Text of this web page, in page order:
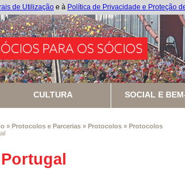
de Utilização e à Política de Privacidade e Proteção
CULTURA SOCIAL E
» Protocolos e Parcerias » Protocolos » Protocolos